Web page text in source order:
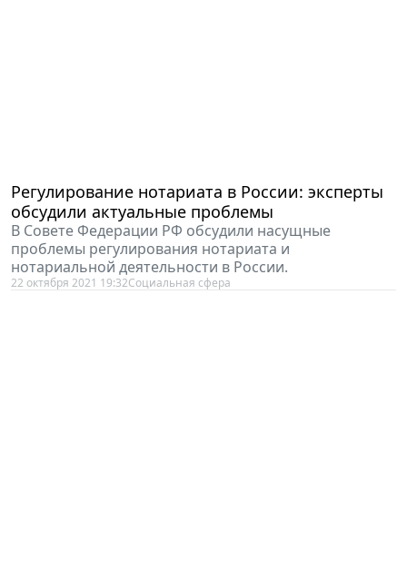
Регулирование нотариата в России: эксперты
обсудили актуальные проблемы
В Совете Федерации РФ обсудили насущные
проблемы регулирования нотариата и
нотариальной деятельности в России.
22 октября 2021 19:32Социальная сфера